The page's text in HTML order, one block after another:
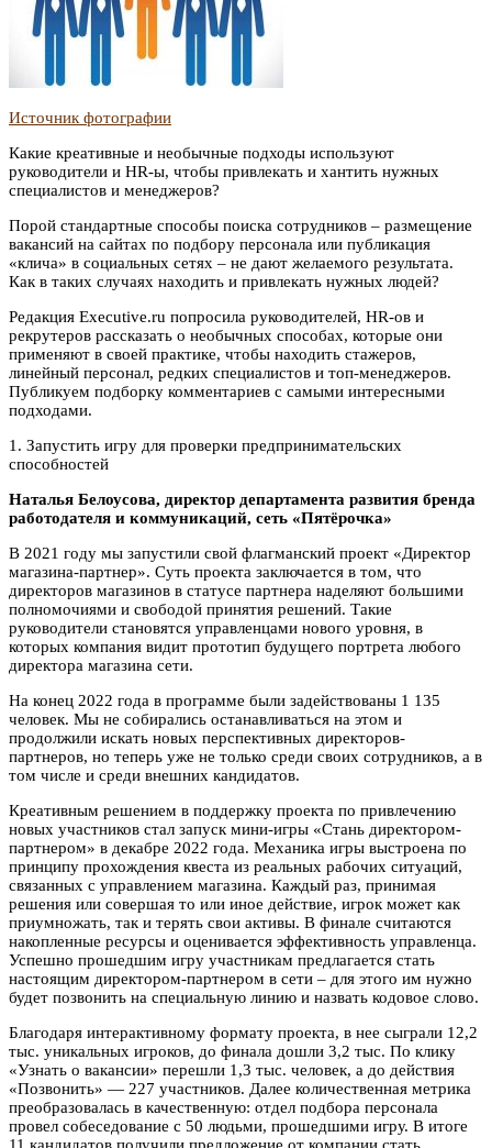
Источник фотографии
Какие креативные и необычные подходы используют
руководители и HR-ы, чтобы привлекать и хантить нужных
специалистов и менеджеров?
Порой стандартные способы поиска сотрудников – размещение
вакансий на сайтах по подбору персонала или публикация
«клича» в социальных сетях – не дают желаемого результата.
Как в таких случаях находить и привлекать нужных людей?
Редакция Executive.ru попросила руководителей, HR-ов и
рекрутеров рассказать о необычных способах, которые они
применяют в своей практике, чтобы находить стажеров,
линейный персонал, редких специалистов и топ-менеджеров.
Публикуем подборку комментариев с самыми интересными
подходами.
1. Запустить игру для проверки предпринимательских
способностей
Наталья Белоусова, директор департамента развития бренда
работодателя и коммуникаций, сеть «Пятёрочка»
В 2021 году мы запустили свой флагманский проект «Директор
магазина-партнер». Суть проекта заключается в том, что
директоров магазинов в статусе партнера наделяют большими
полномочиями и свободой принятия решений. Такие
руководители становятся управленцами нового уровня, в
которых компания видит прототип будущего портрета любого
директора магазина сети.
На конец 2022 года в программе были задействованы 1 135
человек. Мы не собирались останавливаться на этом и
продолжили искать новых перспективных директоров-
партнеров, но теперь уже не только среди своих сотрудников, а в
том числе и среди внешних кандидатов.
Креативным решением в поддержку проекта по привлечению
новых участников стал запуск мини-игры «Стань директором-
партнером» в декабре 2022 года. Механика игры выстроена по
принципу прохождения квеста из реальных рабочих ситуаций,
связанных с управлением магазина. Каждый раз, принимая
решения или совершая то или иное действие, игрок может как
приумножать, так и терять свои активы. В финале считаются
накопленные ресурсы и оценивается эффективность управленца.
Успешно прошедшим игру участникам предлагается стать
настоящим директором-партнером в сети – для этого им нужно
будет позвонить на специальную линию и назвать кодовое слово.
Благодаря интерактивному формату проекта, в нее сыграли 12,2
тыс. уникальных игроков, до финала дошли 3,2 тыс. По клику
«Узнать о вакансии» перешли 1,3 тыс. человек, а до действия
«Позвонить» — 227 участников. Далее количественная метрика
преобразовалась в качественную: отдел подбора персонала
провел собеседование с 50 людьми, прошедшими игру. В итоге
11 кандидатов получили предложение от компании стать